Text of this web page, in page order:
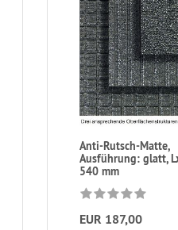
Anti-Rutsch-Matte,
Ausführung: glatt,
540 mm
EUR 187,00